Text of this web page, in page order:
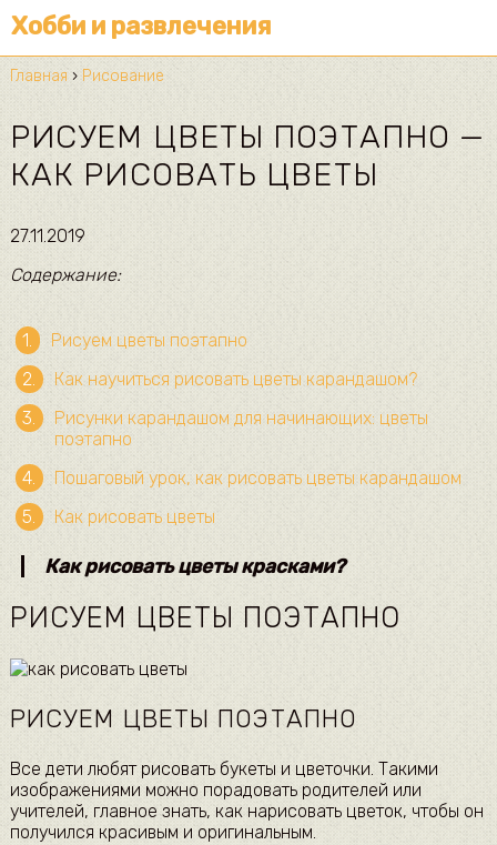
Хобби и развлечения
Главная › Рисование
РИСУЕМ ЦВЕТЫ ПОЭТАПНО —
КАК РИСОВАТЬ ЦВЕТЫ
27.11.2019
Содержание:
Рисуем цветы поэтапно
Как научиться рисовать цветы карандашом?
Рисунки карандашом для начинающих: цветы
поэтапно
Пошаговый урок, как рисовать цветы карандашом
Как рисовать цветы
Как рисовать цветы красками?
РИСУЕМ ЦВЕТЫ ПОЭТАПНО
РИСУЕМ ЦВЕТЫ ПОЭТАПНО
Все дети любят рисовать букеты и цветочки. Такими
изображениями можно порадовать родителей или
учителей, главное знать, как нарисовать цветок, чтобы он
получился красивым и оригинальным.